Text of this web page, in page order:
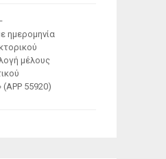
ημερομηνία
μέλους
55920)